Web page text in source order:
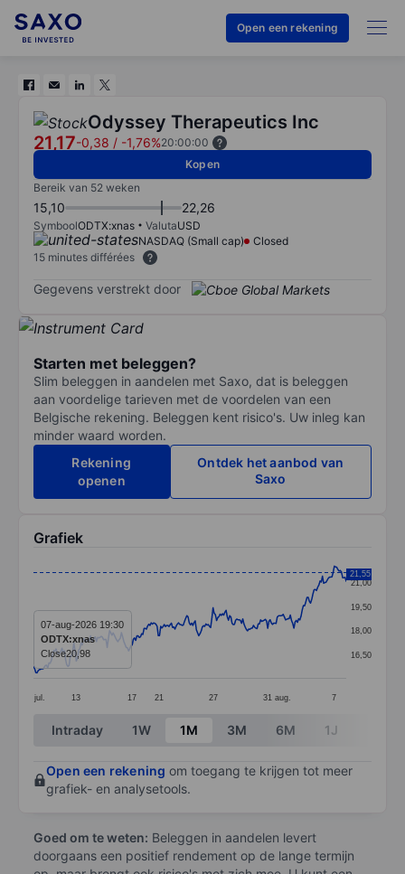
Open een rekening
Odyssey Therapeutics Inc
21,17-0,38 / -1,76%20:00:00
Kopen
Bereik van 52 weken
15,10 22,26
SymboolODTX:xnas ValutaUSD
NASDAQ (Small cap)
Closed
15 minutes différées
Gegevens verstrekt door
Starten met beleggen?
Slim beleggen in aandelen met Saxo, dat is beleggen
aan voordelige tarieven met de voordelen van een
Belgische rekening. Beleggen kent risico's. Uw inleg kan
minder waard worden.
Rekening
openen
Ontdek het aanbod van
Saxo
Grafiek
The chart has 1 X axis displaying categories.
The chart has 1 Y axis displaying values. Data ranges
jul. 13 17 21 27 31 aug. 7
16,50
18,00
19,50
21,00
21,55
07-aug-2026 19:30
ODTX:xnas
Close20,98
End of interactive chart.
Intraday 1W 1M 3M 6M 1J
Open een rekening om toegang te krijgen tot meer
grafiek- en analysetools.
Goed om te weten: Beleggen in aandelen levert
doorgaans een positief rendement op de lange termijn